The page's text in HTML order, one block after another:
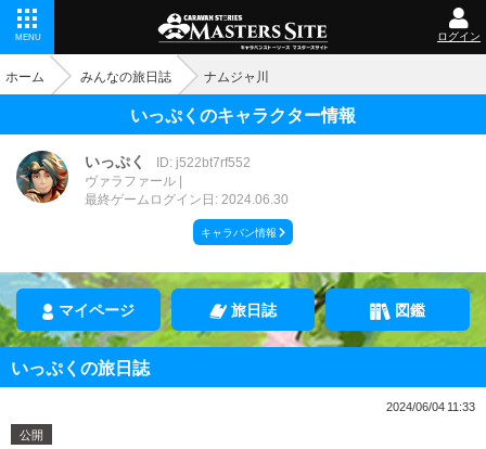
MENU ログイン
ホーム みんなの旅日誌 ナムジャ川
いっぷくのキャラクター情報
いっぷく
ID: j522bt7rf552
ヴァラファール
最終ゲームログイン日: 2024.06.30
キャラバン情報
マイページ 旅日誌 図鑑
いっぷくの旅日誌
2024/06/04 11:33
公開